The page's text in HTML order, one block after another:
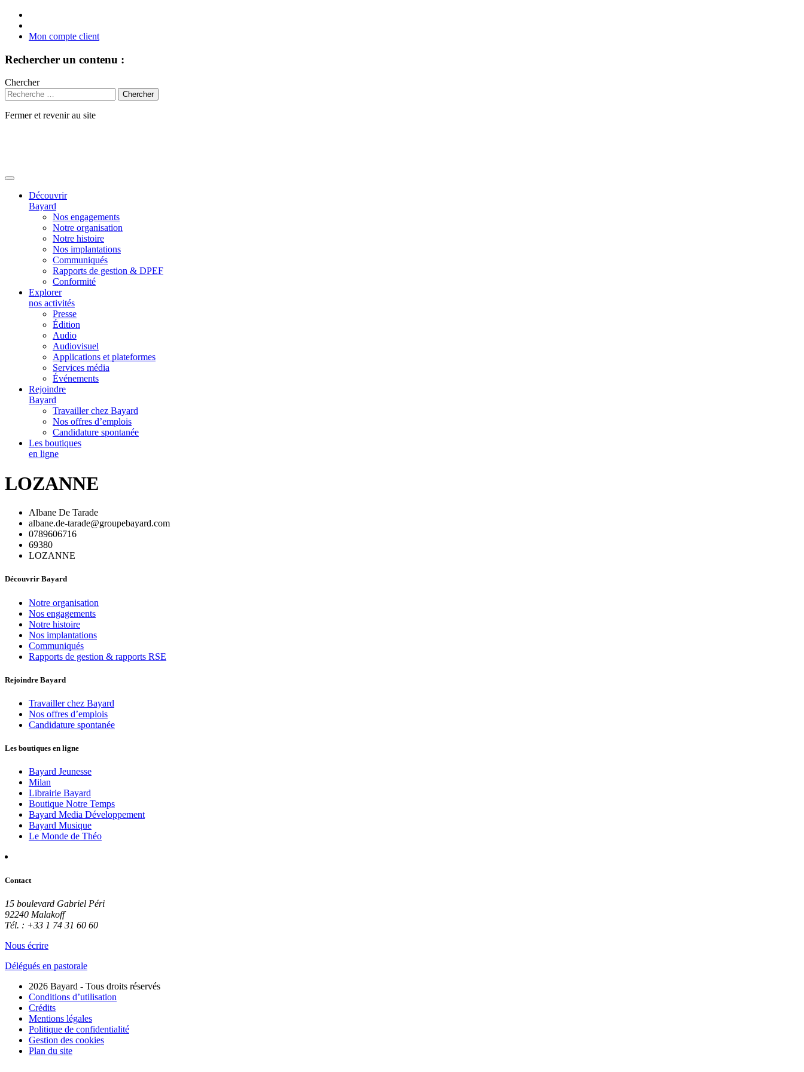
Mon compte client
Rechercher un contenu :
Chercher
Fermer et revenir au site
Découvrir
Bayard
Nos engagements
Notre organisation
Notre histoire
Nos implantations
Communiqués
Rapports de gestion & DPEF
Conformité
Explorer
nos activités
Presse
Édition
Audio
Audiovisuel
Applications et plateformes
Services média
Événements
Rejoindre
Bayard
Travailler chez Bayard
Nos offres d’emplois
Candidature spontanée
Les boutiques
en ligne
LOZANNE
Albane De Tarade
albane.de-tarade@groupebayard.com
0789606716
69380
LOZANNE
Découvrir Bayard
Notre organisation
Nos engagements
Notre histoire
Nos implantations
Communiqués
Rapports de gestion & rapports RSE
Rejoindre Bayard
Travailler chez Bayard
Nos offres d’emplois
Candidature spontanée
Les boutiques en ligne
Bayard Jeunesse
Milan
Librairie Bayard
Boutique Notre Temps
Bayard Media Développement
Bayard Musique
Le Monde de Théo
Contact
15 boulevard Gabriel Péri
92240 Malakoff
Tél. : +33 1 74 31 60 60
Nous écrire
Délégués en pastorale
2026 Bayard - Tous droits réservés
Conditions d’utilisation
Crédits
Mentions légales
Politique de confidentialité
Gestion des cookies
Plan du site